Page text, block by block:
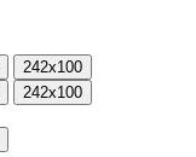
242x100
242x100